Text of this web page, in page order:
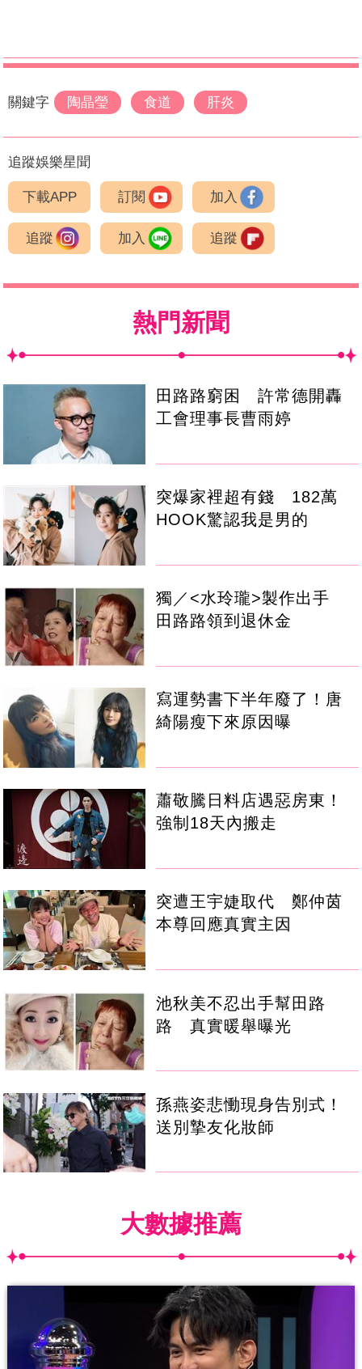
關鍵字 陶晶瑩 食道 肝炎
追蹤娛樂星聞
下載APP 訂閱 加入
追蹤 加入 追蹤
熱門新聞
田路路窮困 許常德開轟
工會理事長曹雨婷
突爆家裡超有錢 182萬
HOOK驚認我是男的
獨／<水玲瓏>製作出手
田路路領到退休金
寫運勢書下半年廢了！唐
綺陽瘦下來原因曝
蕭敬騰日料店遇惡房東！
強制18天內搬走
突遭王宇婕取代 鄭仲茵
本尊回應真實主因
池秋美不忍出手幫田路
路 真實暖舉曝光
孫燕姿悲慟現身告別式！
送別摯友化妝師
大數據推薦